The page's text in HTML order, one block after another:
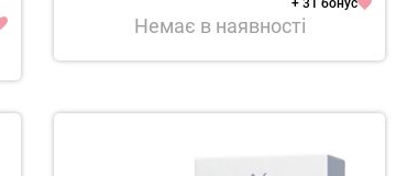
+ 31 бонус
Немає в наявності